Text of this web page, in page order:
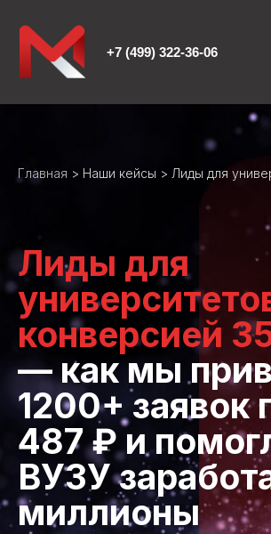
+7 (499) 322-36-06
Главная > Наши кейсы > Лиды для
Лиды для
конверсией
— как мы
1200+ заявок
487 ₽ и
ВУЗУ
миллионы